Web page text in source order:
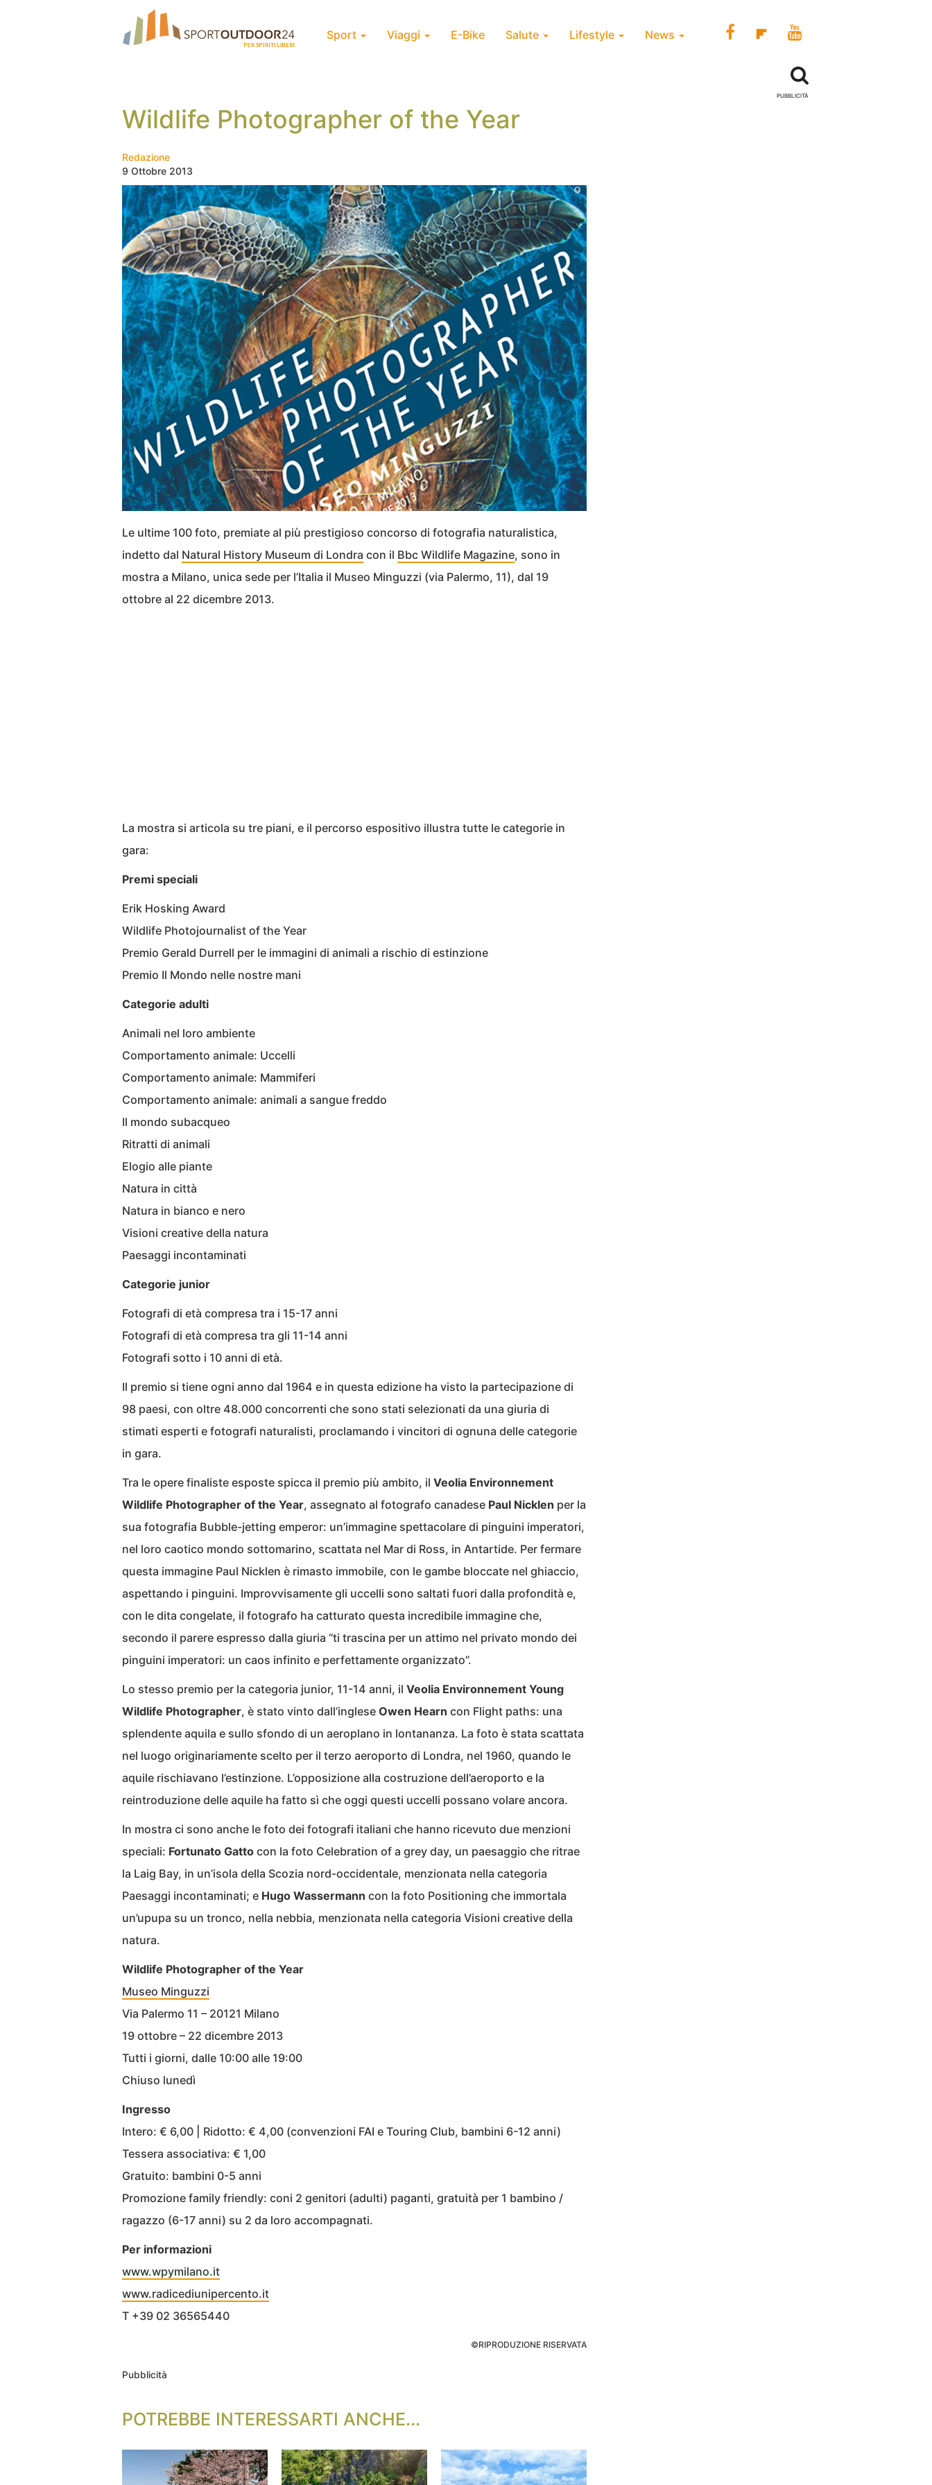
Sport Viaggi E-Bike Salute Lifestyle News
Wildlife Photographer of the Year
Redazione
9 Ottobre 2013
Le ultime 100 foto, premiate al più prestigioso concorso di fotografia naturalistica,
indetto dal Natural History Museum di Londra con il Bbc Wildlife Magazine, sono in
mostra a Milano, unica sede per l’Italia il Museo Minguzzi (via Palermo, 11), dal 19
ottobre al 22 dicembre 2013.
La mostra si articola su tre piani, e il percorso espositivo illustra tutte le categorie in
gara:
Premi speciali
Erik Hosking Award
Wildlife Photojournalist of the Year
Premio Gerald Durrell per le immagini di animali a rischio di estinzione
Premio Il Mondo nelle nostre mani
Categorie adulti
Animali nel loro ambiente
Comportamento animale: Uccelli
Comportamento animale: Mammiferi
Comportamento animale: animali a sangue freddo
Il mondo subacqueo
Ritratti di animali
Elogio alle piante
Natura in città
Natura in bianco e nero
Visioni creative della natura
Paesaggi incontaminati
Categorie junior
Fotografi di età compresa tra i 15-17 anni
Fotografi di età compresa tra gli 11-14 anni
Fotografi sotto i 10 anni di età.
Il premio si tiene ogni anno dal 1964 e in questa edizione ha visto la partecipazione di
98 paesi, con oltre 48.000 concorrenti che sono stati selezionati da una giuria di
stimati esperti e fotografi naturalisti, proclamando i vincitori di ognuna delle categorie
in gara.
Tra le opere finaliste esposte spicca il premio più ambito, il Veolia Environnement
Wildlife Photographer of the Year, assegnato al fotografo canadese Paul Nicklen per la
sua fotografia Bubble-jetting emperor: un’immagine spettacolare di pinguini imperatori,
nel loro caotico mondo sottomarino, scattata nel Mar di Ross, in Antartide. Per fermare
questa immagine Paul Nicklen è rimasto immobile, con le gambe bloccate nel ghiaccio,
aspettando i pinguini. Improvvisamente gli uccelli sono saltati fuori dalla profondità e,
con le dita congelate, il fotografo ha catturato questa incredibile immagine che,
secondo il parere espresso dalla giuria “ti trascina per un attimo nel privato mondo dei
pinguini imperatori: un caos infinito e perfettamente organizzato”.
Lo stesso premio per la categoria junior, 11-14 anni, il Veolia Environnement Young
Wildlife Photographer, è stato vinto dall’inglese Owen Hearn con Flight paths: una
splendente aquila e sullo sfondo di un aeroplano in lontananza. La foto è stata scattata
nel luogo originariamente scelto per il terzo aeroporto di Londra, nel 1960, quando le
aquile rischiavano l’estinzione. L’opposizione alla costruzione dell’aeroporto e la
reintroduzione delle aquile ha fatto sì che oggi questi uccelli possano volare ancora.
In mostra ci sono anche le foto dei fotografi italiani che hanno ricevuto due menzioni
speciali: Fortunato Gatto con la foto Celebration of a grey day, un paesaggio che ritrae
la Laig Bay, in un’isola della Scozia nord-occidentale, menzionata nella categoria
Paesaggi incontaminati; e Hugo Wassermann con la foto Positioning che immortala
un’upupa su un tronco, nella nebbia, menzionata nella categoria Visioni creative della
natura.
Wildlife Photographer of the Year
Museo Minguzzi
Via Palermo 11 – 20121 Milano
19 ottobre – 22 dicembre 2013
Tutti i giorni, dalle 10:00 alle 19:00
Chiuso lunedì
Ingresso
Intero: € 6,00 | Ridotto: € 4,00 (convenzioni FAI e Touring Club, bambini 6-12 anni)
Tessera associativa: € 1,00
Gratuito: bambini 0-5 anni
Promozione family friendly: coni 2 genitori (adulti) paganti, gratuità per 1 bambino /
ragazzo (6-17 anni) su 2 da loro accompagnati.
Per informazioni
www.wpymilano.it
www.radicediunipercento.it
T +39 02 36565440
©RIPRODUZIONE RISERVATA
Pubblicità
POTREBBE INTERESSARTI ANCHE...
PUBBLICITÀ